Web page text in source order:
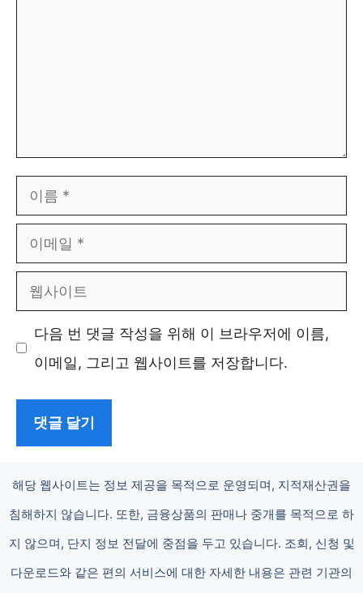
름
메
사
이
다음 번 댓글 작성을 위해 이 브라우저에 이름,
이메일, 그리고 웹사이트를 저장합니다.
해당 웹사이트는 정보 제공을 목적으로 운영되며, 지적재산권을
침해하지 않습니다. 또한, 금융상품의 판매나 중개를 목적으로 하
지 않으며, 단지 정보 전달에 중점을 두고 있습니다. 조회, 신청 및
다운로드와 같은 편의 서비스에 대한 자세한 내용은 관련 기관의